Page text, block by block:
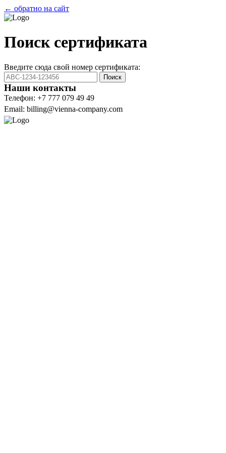
← обратно на сайт
Поиск сертификата
Введите сюда свой номер сертификата:
Поиск
Наши контакты
Телефон: +7 777 079 49 49
Email: billing@vienna-company.com